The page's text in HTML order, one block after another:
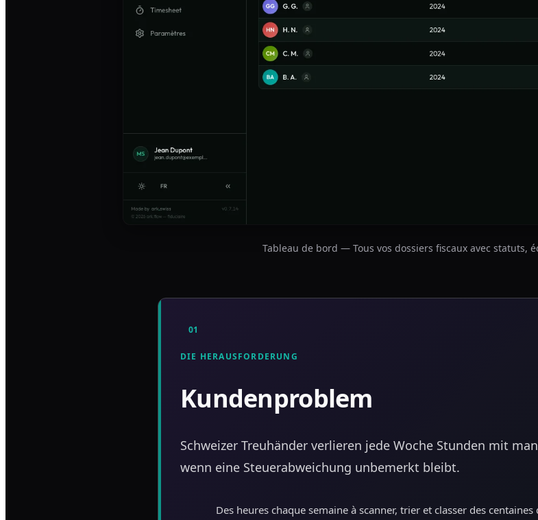
Tableau de bord — Tous vos dossiers fiscaux avec statuts,
01
DIE HERAUSFORDERUNG
Kundenproblem
Schweizer Treuhänder verlieren jede Woche Stunden mit
wenn eine Steuerabweichung unbemerkt bleibt.
Des heures chaque semaine à scanner, trier et classer des